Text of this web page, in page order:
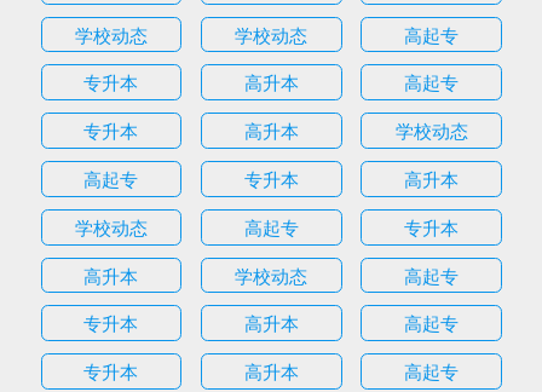
学校动态
学校动态
高起专
专升本
高升本
高起专
专升本
高升本
学校动态
高起专
专升本
高升本
学校动态
高起专
专升本
高升本
学校动态
高起专
专升本
高升本
高起专
专升本
高升本
高起专